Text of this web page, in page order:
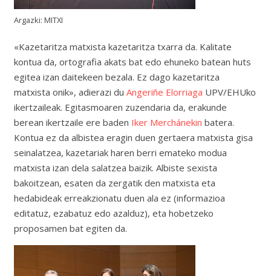
Argazki: MITXI
«Kazetaritza matxista kazetaritza txarra da. Kalitate
kontua da, ortografia akats bat edo ehuneko batean huts
egitea izan daitekeen bezala. Ez dago kazetaritza
matxista onik», adierazi du Angeriñe Elorriaga UPV/EHUko
ikertzaileak. Egitasmoaren zuzendaria da, erakunde
berean ikertzaile ere baden Iker Merchánekin batera.
Kontua ez da albistea eragin duen gertaera matxista gisa
seinalatzea, kazetariak haren berri emateko modua
matxista izan dela salatzea baizik. Albiste sexista
bakoitzean, esaten da zergatik den matxista eta
hedabideak erreakzionatu duen ala ez (informazioa
editatuz, ezabatuz edo azalduz), eta hobetzeko
proposamen bat egiten da.